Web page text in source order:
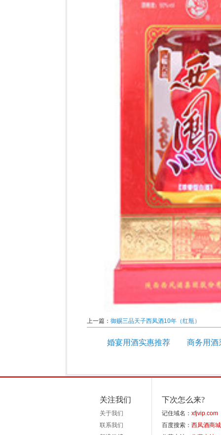
上一篇： 御赐三品天子西凤酒10年（红瓶）
婚宴用酒实惠推荐 商务用酒
关注我们
关于我们
联系我们
下次怎么来?
记住域名： xfjvip.com
百度搜索： 西凤酒商城